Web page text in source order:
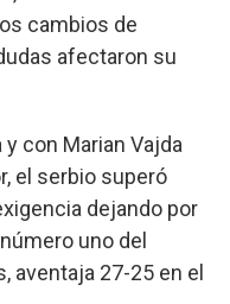
cambios de
afectaron su
con Marian Vajda
el serbio superó
dejando por
uno del
aventaja 27-25 en el